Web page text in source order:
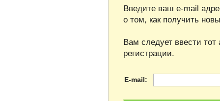
Введите ваш e-mail
о том, как получить
Вам следует ввести
регистрации.
E-mail: